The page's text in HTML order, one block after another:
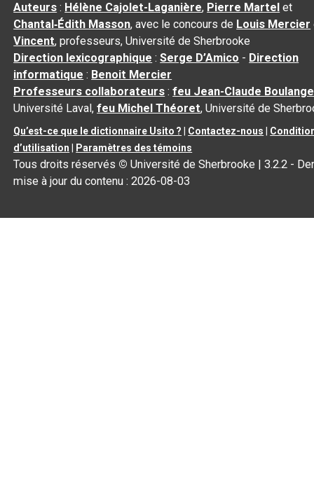
Auteurs : Hélène Cajolet-Laganière, Pierre Martel et
Chantal‑Édith Masson, avec le concours de Louis Mercier
Vincent, professeurs, Université de Sherbrooke
Direction lexicographique :Serge D’Amico - Direction
informatique : Benoit Mercier
Professeurs collaborateurs :feu Jean-Claude
Université Laval,feu Michel Théoret, Université de
Qu’est-ce que le dictionnaire Usito ? Contactez-nous
d’utilisation
Paramètres des témoins
Tous droits réservés © Université de Sherbrooke |3.2.2 -
mise à jour du contenu :2026-08-03